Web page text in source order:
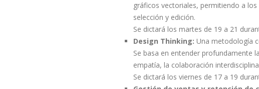
gráficos vectoriales, permitiendo a
selección y edición.
Se dictará los martes de 19 a 21
Design Thinking: Una metodología
Se basa en entender profundamente
empatía, la colaboración
Se dictará los viernes de 17 a 19